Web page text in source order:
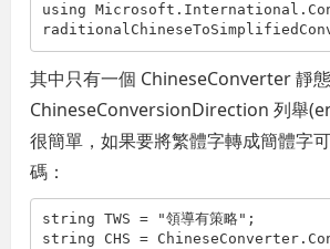
using
其中只有一個 ChineseConverter 靜
ChineseConversionDirection 列舉
很簡單，如果要將繁體字轉成簡體字
碼：
string TWS = "領導有策略"
string CHS =